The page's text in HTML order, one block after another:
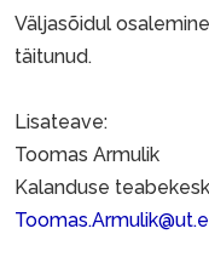
Väljasõidul
täitunud.
Lisateave:
Toomas Armulik
Kalanduse